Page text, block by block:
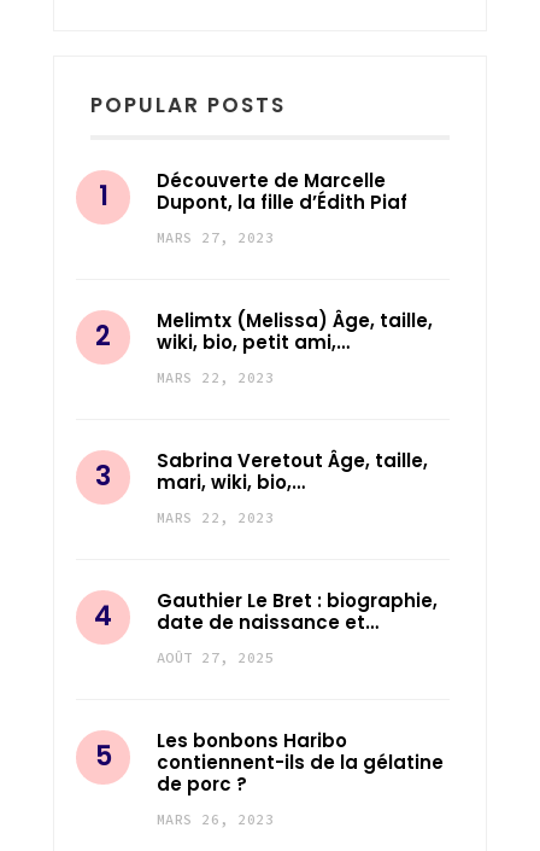
POPULAR POSTS
Découverte de Marcelle
Dupont, la fille d’Édith Piaf
MARS 27, 2023
Melimtx (Melissa) Âge, taille,
wiki, bio, petit ami,…
MARS 22, 2023
Sabrina Veretout Âge, taille,
mari, wiki, bio,…
MARS 22, 2023
Gauthier Le Bret : biographie,
date de naissance et…
AOÛT 27, 2025
Les bonbons Haribo
contiennent-ils de la gélatine
de porc ?
MARS 26, 2023